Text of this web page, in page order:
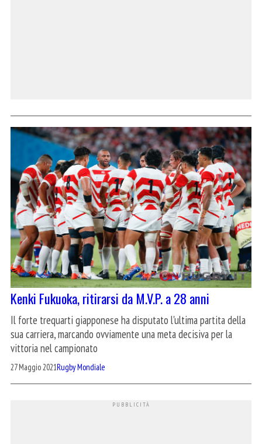
Kenki Fukuoka, ritirarsi da M.V.P. a 28 anni
Il forte trequarti giapponese ha disputato l'ultima partita della
sua carriera, marcando ovviamente una meta decisiva per la
vittoria nel campionato
27 Maggio 2021Rugby Mondiale